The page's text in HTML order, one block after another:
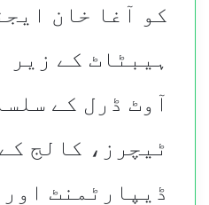
کو آغا خان
ہیبٹاٹ کے زیر
آوٹ ڈرل کے
ٹیچرز، کالج
ڈیپارٹمنٹ